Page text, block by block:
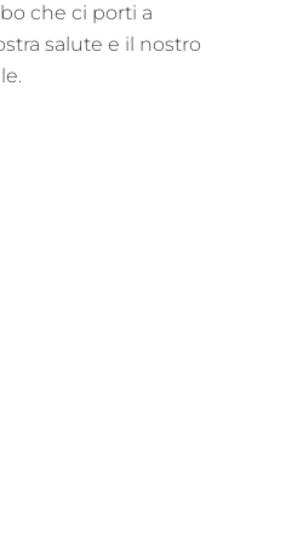
che ci porti a
salute e il nostro